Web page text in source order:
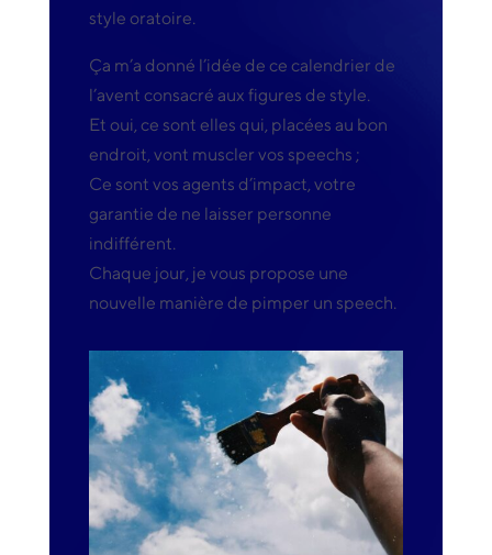
style oratoire.
Ça m’a donné l’idée de ce calendrier de
l’avent consacré aux figures de style.
Et oui, ce sont elles qui, placées au bon
endroit, vont muscler vos speechs ;
Ce sont vos agents d’impact, votre
garantie de ne laisser personne
indifférent.
Chaque jour, je vous propose une
nouvelle manière de pimper un speech.